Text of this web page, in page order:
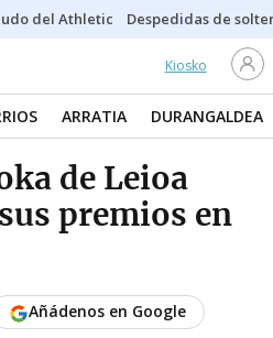
del Athletic Despedidas de
Kiosko
ARRATIA DURANGALDEA
de Leioa
premios en
Añádenos en Google